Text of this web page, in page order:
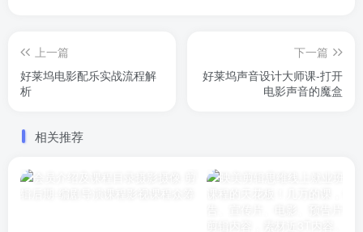
上一篇
好莱坞电影配乐实战流程解
析
下一篇
好莱坞声音设计大师课-打开
电影声音的魔盒
相关推荐